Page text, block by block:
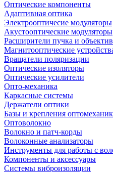
Оптические компоненты
Адаптивная оптика
Электрооптичесие модуляторы
Акустооптические модуляторы
Расширители пучка и
Магнитооптические
Вращатели поляризации
Оптические изоляторы
Оптические усилители
Опто-механика
Каркасные системы
Держатели оптики
Базы и крепления
Оптоволокно
Волокно и патч-корды
Волоконные анализаторы
Инструменты для работы с
Компоненты и аксессуары
Системы виброизоляции